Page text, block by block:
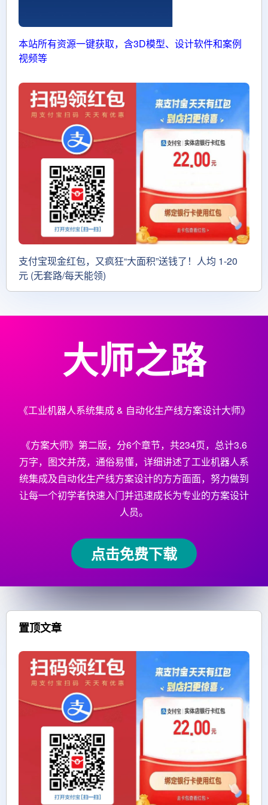
本站所有资源一键获取，含3D模型、设计软件和案例
视频等
支付宝现金红包，又疯狂“大面积”送钱了！人均 1-20
元 (无套路/每天能领)
大师之路
《工业机器人系统集成 & 自动化生产线方案设计大师》
《方案大师》第二版，分6个章节，共234页，总计3.6
万字，图文并茂，通俗易懂，详细讲述了工业机器人系
统集成及自动化生产线方案设计的方方面面，努力做到
让每一个初学者快速入门并迅速成长为专业的方案设计
人员。
点击免费下载
置顶文章